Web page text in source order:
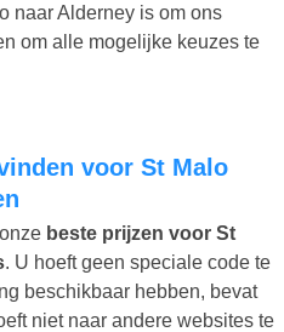
naar Alderney is om ons
om alle mogelijke keuzes te
beste prijzen voor St
. U hoeft geen speciale code te
beschikbaar hebben, bevat
niet naar andere websites te